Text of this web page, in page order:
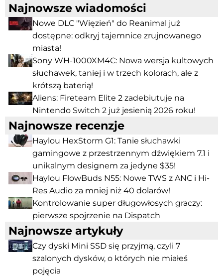
Najnowsze wiadomości
Nowe DLC "Więzień" do Reanimal już
dostępne: odkryj tajemnice zrujnowanego
miasta!
Sony WH-1000XM4C: Nowa wersja kultowych
słuchawek, taniej i w trzech kolorach, ale z
krótszą baterią!
Aliens: Fireteam Elite 2 zadebiutuje na
Nintendo Switch 2 już jesienią 2026 roku!
Najnowsze recenzje
Haylou HexStorm G1: Tanie słuchawki
gamingowe z przestrzennym dźwiękiem 7.1 i
unikalnym designem za jedyne $35!
Haylou FlowBuds N55: Nowe TWS z ANC i Hi-
Res Audio za mniej niż 40 dolarów!
Kontrolowanie super długowłosych graczy:
pierwsze spojrzenie na Dispatch
Najnowsze artykuły
Czy dyski Mini SSD się przyjmą, czyli 7
szalonych dysków, o których nie miałeś
pojęcia